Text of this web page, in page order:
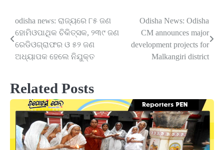
Post
navigation
odisha news: ରାଜ୍ୟରେ ୮୫ ଜଣ
ହୋମିଓପାଥିକ ଚିକିତ୍ସକ, ୨୩୯ ଜଣ
ରେଡିଓଗ୍ରାଫର ଓ ୫୨ ଜଣ
ଅଧ୍ୟାପକ ହେଲେ ନିଯୁକ୍ତ
Odisha News: Odisha
CM announces major
development projects for
Malkangiri district
Related Posts